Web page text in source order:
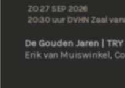
De Gouden Jaren | TRY
Erik van Muiswinkel,
ZO 27 SEP 2026
20:30 uur DVHN Zaal